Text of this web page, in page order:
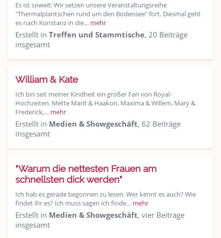
Es ist soweit: Wir setzen unsere Veranstaltungsreihe
"Thermalplantschen rund um den Bodensee" fort. Diesmal geht
es nach Konstanz in die… mehr
Erstellt in Treffen und Stammtische, 20 Beiträge
insgesamt
William & Kate
Ich bin seit meiner Kindheit ein großer Fan von Royal-
Hochzeiten. Mette Marit & Haakon, Maxima & Willem, Mary &
Frederick,… mehr
Erstellt in Medien & Showgeschäft, 62 Beiträge
insgesamt
"Warum die nettesten Frauen am
schnellsten dick werden"
Ich hab es gerade begonnen zu lesen. Wer kennt es auch? Wie
findet ihr es? Ich muss sagen ich finde… mehr
Erstellt in Medien & Showgeschäft, vier Beiträge
insgesamt